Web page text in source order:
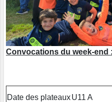
Convocations du week-end :
Date des plateauxU11 A